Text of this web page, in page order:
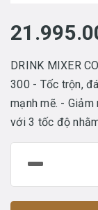
DRINK MIXER
300 - Tốc trộn,
mạnh mẽ. -
với 3 tốc độ